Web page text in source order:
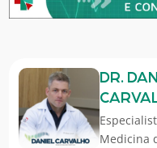
DR.
Medicina